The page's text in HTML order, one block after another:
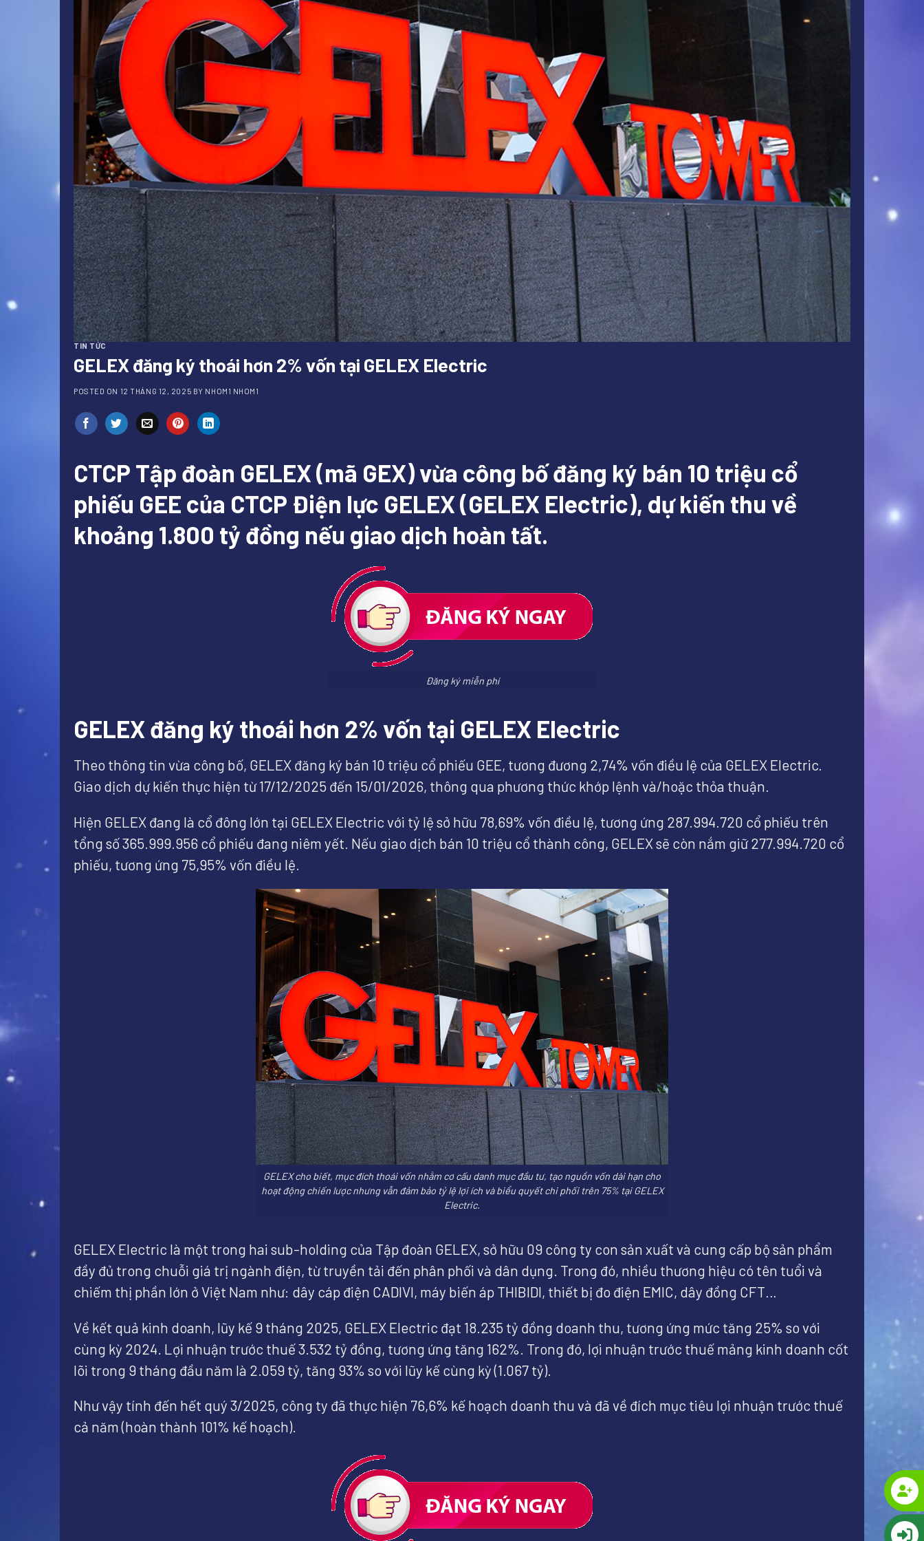
TIN TỨC
GELEX đăng ký thoái hơn 2% vốn tại GELEX Electric
POSTED ON 12 THÁNG 12, 2025 BY NHOM1 NHOM1
CTCP Tập đoàn GELEX (mã GEX) vừa công bố đăng ký bán 10 triệu cổ
phiếu GEE của CTCP Điện lực GELEX (GELEX Electric), dự kiến thu về
khoảng 1.800 tỷ đồng nếu giao dịch hoàn tất.
Đăng ký miễn phí
GELEX đăng ký thoái hơn 2% vốn tại GELEX Electric
Theo thông tin vừa công bố, GELEX đăng ký bán 10 triệu cổ phiếu GEE, tương đương 2,74% vốn điều lệ của GELEX Electric.
Giao dịch dự kiến thực hiện từ 17/12/2025 đến 15/01/2026, thông qua phương thức khớp lệnh và/hoặc thỏa thuận.
Hiện GELEX đang là cổ đông lớn tại GELEX Electric với tỷ lệ sở hữu 78,69% vốn điều lệ, tương ứng 287.994.720 cổ phiếu trên
tổng số 365.999.956 cổ phiếu đang niêm yết. Nếu giao dịch bán 10 triệu cổ thành công, GELEX sẽ còn nắm giữ 277.994.720 cổ
phiếu, tương ứng 75,95% vốn điều lệ.
GELEX cho biết, mục đích thoái vốn nhằm cơ cấu danh mục đầu tư, tạo nguồn vốn dài hạn cho
hoạt động chiến lược nhưng vẫn đảm bảo tỷ lệ lợi ích và biểu quyết chi phối trên 75% tại GELEX
Electric.
GELEX Electric là một trong hai sub-holding của Tập đoàn GELEX, sở hữu 09 công ty con sản xuất và cung cấp bộ sản phẩm
đầy đủ trong chuỗi giá trị ngành điện, từ truyền tải đến phân phối và dân dụng. Trong đó, nhiều thương hiệu có tên tuổi và
chiếm thị phần lớn ở Việt Nam như: dây cáp điện CADIVI, máy biến áp THIBIDI, thiết bị đo điện EMIC, dây đồng CFT…
Về kết quả kinh doanh, lũy kế 9 tháng 2025, GELEX Electric đạt 18.235 tỷ đồng doanh thu, tương ứng mức tăng 25% so với
cùng kỳ 2024. Lợi nhuận trước thuế 3.532 tỷ đồng, tương ứng tăng 162%. Trong đó, lợi nhuận trước thuế mảng kinh doanh cốt
lõi trong 9 tháng đầu năm là 2.059 tỷ, tăng 93% so với lũy kế cùng kỳ (1.067 tỷ).
Như vậy tính đến hết quý 3/2025, công ty đã thực hiện 76,6% kế hoạch doanh thu và đã về đích mục tiêu lợi nhuận trước thuế
cả năm (hoàn thành 101% kế hoạch).